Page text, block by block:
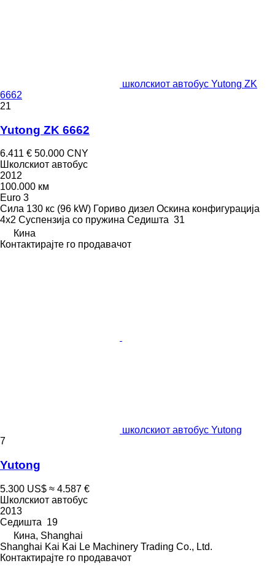
школскиот автобус Yutong ZK
6662
21
Yutong ZK 6662
6.411 € 50.000 CNY
Школскиот автобус
2012
100.000 км
Euro 3
Сила 130 кс (96 kW) Гориво дизел Оскина конфигурација
4x2 Суспензија со пружина Седишта 31
Кина
Контактирајте го продавачот
школскиот автобус Yutong
7
Yutong
5.300 US$ ≈ 4.587 €
Школскиот автобус
2013
Седишта 19
Кина, Shanghai
Shanghai Kai Kai Le Machinery Trading Co., Ltd.
Контактирајте го продавачот